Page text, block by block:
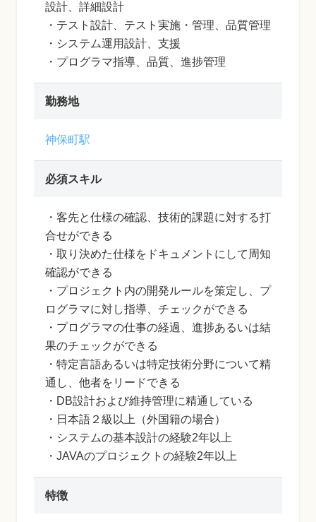
設計、詳細設計
・テスト設計、テスト実施・管理、品質管理
・システム運用設計、支援
・プログラマ指導、品質、進捗管理
勤務地
神保町駅
必須スキル
・客先と仕様の確認、技術的課題に対する打
合せができる
・取り決めた仕様をドキュメントにして周知
確認ができる
・プロジェクト内の開発ルールを策定し、プ
ログラマに対し指導、チェックができる
・プログラマの仕事の経過、進捗あるいは結
果のチェックができる
・特定言語あるいは特定技術分野について精
通し、他者をリードできる
・DB設計および維持管理に精通している
・日本語２級以上（外国籍の場合）
・システムの基本設計の経験2年以上
・JAVAのプロジェクトの経験2年以上
特徴